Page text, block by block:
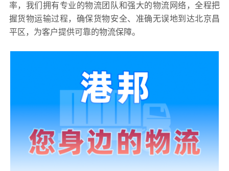
率，我们拥有专业的物流团队和强大的物流网络，全程把
握货物运输过程，确保货物安全、准确无误地到达北京昌
平区，为客户提供可靠的物流保障。